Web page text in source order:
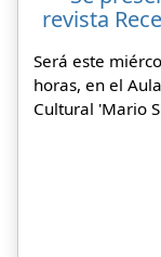
revista
Será este
horas, en el
Cultural 'Mario